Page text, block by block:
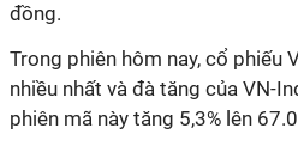
đồng.
Trong phiên hôm nay, cổ phiếu
nhiều nhất và đà tăng của VN-
phiên mã này tăng 5,3% lên